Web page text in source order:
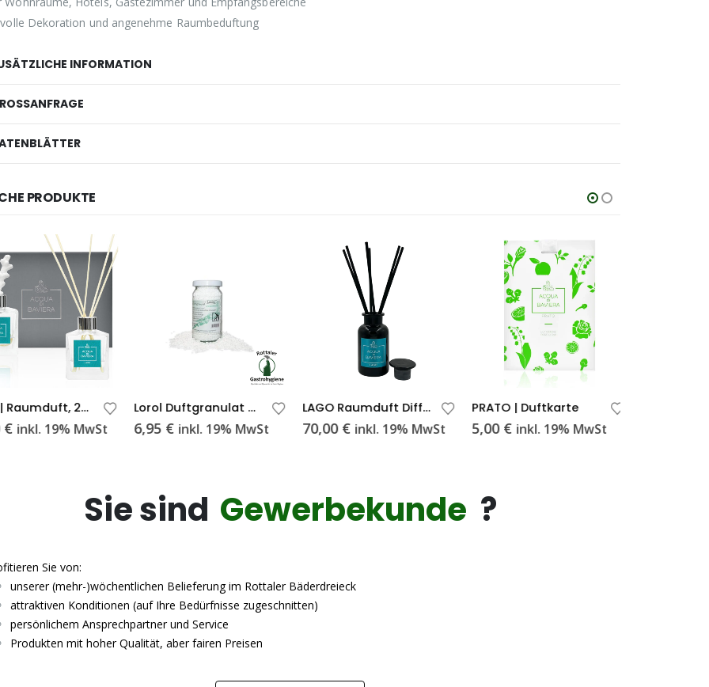
Dekoration und angenehme Raumbeduftung
INFORMATION
PRODUKTE
LAGO | Raumduft, 200ml
€ inkl. 19% MwSt
Lorol Duftgranulat Wiesenfrisch 38 g
6,95€ inkl. 19% MwSt
LAGO Raumduft Diffuser 500 ml, Apothekerglas(nachfüllbar)
70,00€ inkl. 19% MwSt
PRATO | Duftkarte
5,00€ inkl. 19% MwSt
Sie sind Gewerbekunde ?
Sie von:
unserer (mehr-)wöchentlichen Belieferung im Rottaler Bäderdreieck
attraktiven Konditionen (auf Ihre Bedürfnisse zugeschnitten)
persönlichem Ansprechpartner und Service
Produkten mit hoher Qualität, aber fairen Preisen